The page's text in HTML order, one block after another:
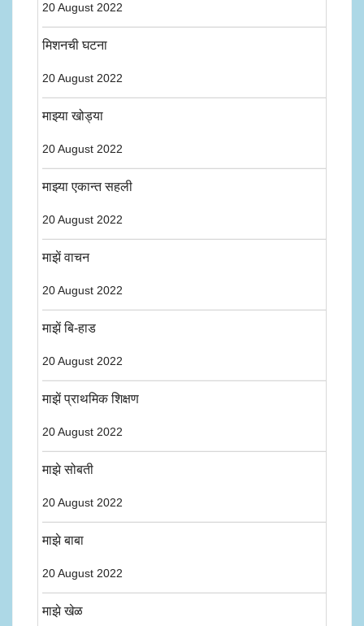
20 August 2022
मिशनची घटना
20 August 2022
माझ्या खोड्या
20 August 2022
माझ्या एकान्त सहली
20 August 2022
माझें वाचन
20 August 2022
माझें बि-हाड
20 August 2022
माझें प्राथमिक शिक्षण
20 August 2022
माझे सोबती
20 August 2022
माझे बाबा
20 August 2022
माझे खेळ